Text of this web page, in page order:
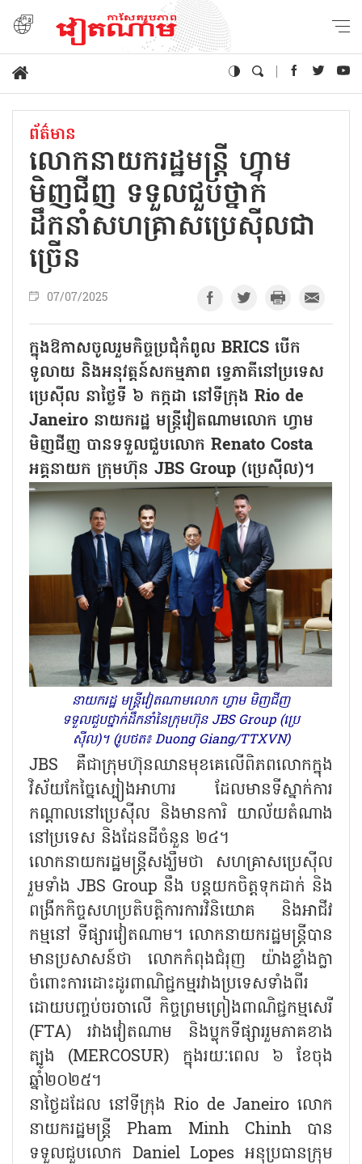
ព័ត៌មាន
លោកនាយករដ្ឋមន្ត្រី ហ្វាម
មិញជីញ ទទួលជួបថ្នាក់
ដឹកនាំសហគ្រាសប្រេស៊ីលជា
ច្រើន
07/07/2025
ក្នុងឱកាសចូលរួមកិច្ចប្រជុំកំពូល BRICS បើក
ទូលាយ និងអនុវត្តន៍សកម្មភាព ទ្វេភាគីនៅប្រទេស
ប្រេស៊ីល នាថ្ងៃទី ៦ កក្កដា នៅទីក្រុង Rio de
Janeiro នាយករដ្ឋ មន្ត្រីវៀតណាមលោក ហ្វាម
មិញជីញ បានទទួលជួបលោក Renato Costa
អគ្គនាយក ក្រុមហ៊ុន JBS Group (ប្រេស៊ីល)។
នាយករដ្ឋ មន្ត្រីវៀតណាមលោក ហ្វាម មិញជីញ
ទទួលជួបថ្នាក់​ដឹក​នាំនៃក្រុមហ៊ុន JBS Group (ប្រេ
ស៊ីល)។ (រូបថត៖ Duong Giang/TTXVN)
JBS គឺជាក្រុមហ៊ុនឈានមុខគេលើពិភពលោកក្នុង
វិស័យកែច្នៃស្បៀងអាហារ ដែលមានទីស្នាក់ការ
កណ្តាលនៅប្រេស៊ីល និងមានការិ យាល័យតំណាង
នៅប្រទេស និងដែនដីចំនួន ២៤។
លោកនាយករដ្ឋមន្ត្រីសង្ឃឹមថា សហគ្រាសប្រេស៊ីល
រួមទាំង JBS Group នឹង បន្តយកចិត្តទុកដាក់ និង
ពង្រីកកិច្ចសហប្រតិបត្តិការការវិនិយោគ និងអាជីវ
កម្មនៅ ទីផ្សារវៀតណាម។ លោកនាយករដ្ឋមន្ត្រីបាន
មានប្រសាសន៍ថា លោកកំពុងជំរុញ យ៉ាងខ្លាំងក្លា
ចំពោះការដោះដូរពាណិជ្ជកម្មរវាងប្រទេសទាំងពីរ
ដោយ​បញ្ចប់ចរចាលើ កិច្ចព្រមព្រៀងពាណិជ្ជកម្មសេរី
(FTA) រវាងវៀតណាម និង​ប្លុកទីផ្សាររួមភាគខាង
ត្បូង (MERCOSUR) ក្នុងរយៈពេល ៦ ខែចុង
ឆ្នាំ២០២៥។
នាថ្ងៃដដែល នៅទីក្រុង Rio de Janeiro លោក
នាយករដ្ឋមន្ត្រី Pham Minh Chinh បាន
ទទួលជួបលោក Daniel Lopes អនុប្រធានក្រុម